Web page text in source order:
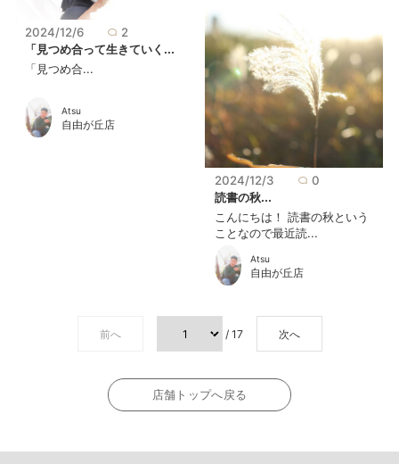
2024/12/6
2
「見つめ合って生きていく...
「見つめ合...
Atsu
自由が丘店
2024/12/3
0
読書の秋...
こんにちは！ 読書の秋という
ことなので最近読...
Atsu
自由が丘店
前へ / 17 次へ
店舗トップへ戻る